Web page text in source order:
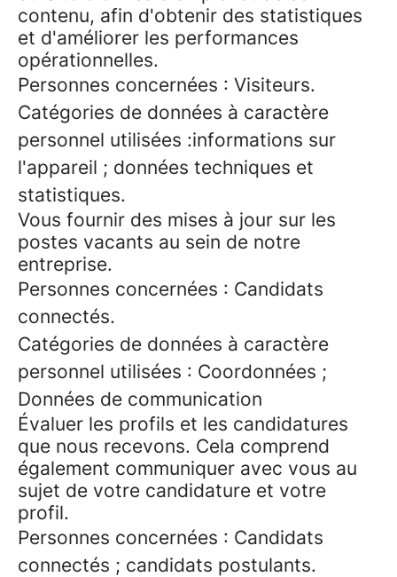
contenu, afin d'obtenir des statistiques
et d'améliorer les performances
opérationnelles.
Personnes concernées : Visiteurs.
Catégories de données à caractère
personnel utilisées :informations sur
l'appareil ; données techniques et
statistiques.
Vous fournir des mises à jour sur les
postes vacants au sein de notre
entreprise.
Personnes concernées : Candidats
connectés.
Catégories de données à caractère
personnel utilisées : Coordonnées ;
Données de communication
Évaluer les profils et les candidatures
que nous recevons. Cela comprend
également communiquer avec vous au
sujet de votre candidature et votre
profil.
Personnes concernées : Candidats
connectés ; candidats postulants.